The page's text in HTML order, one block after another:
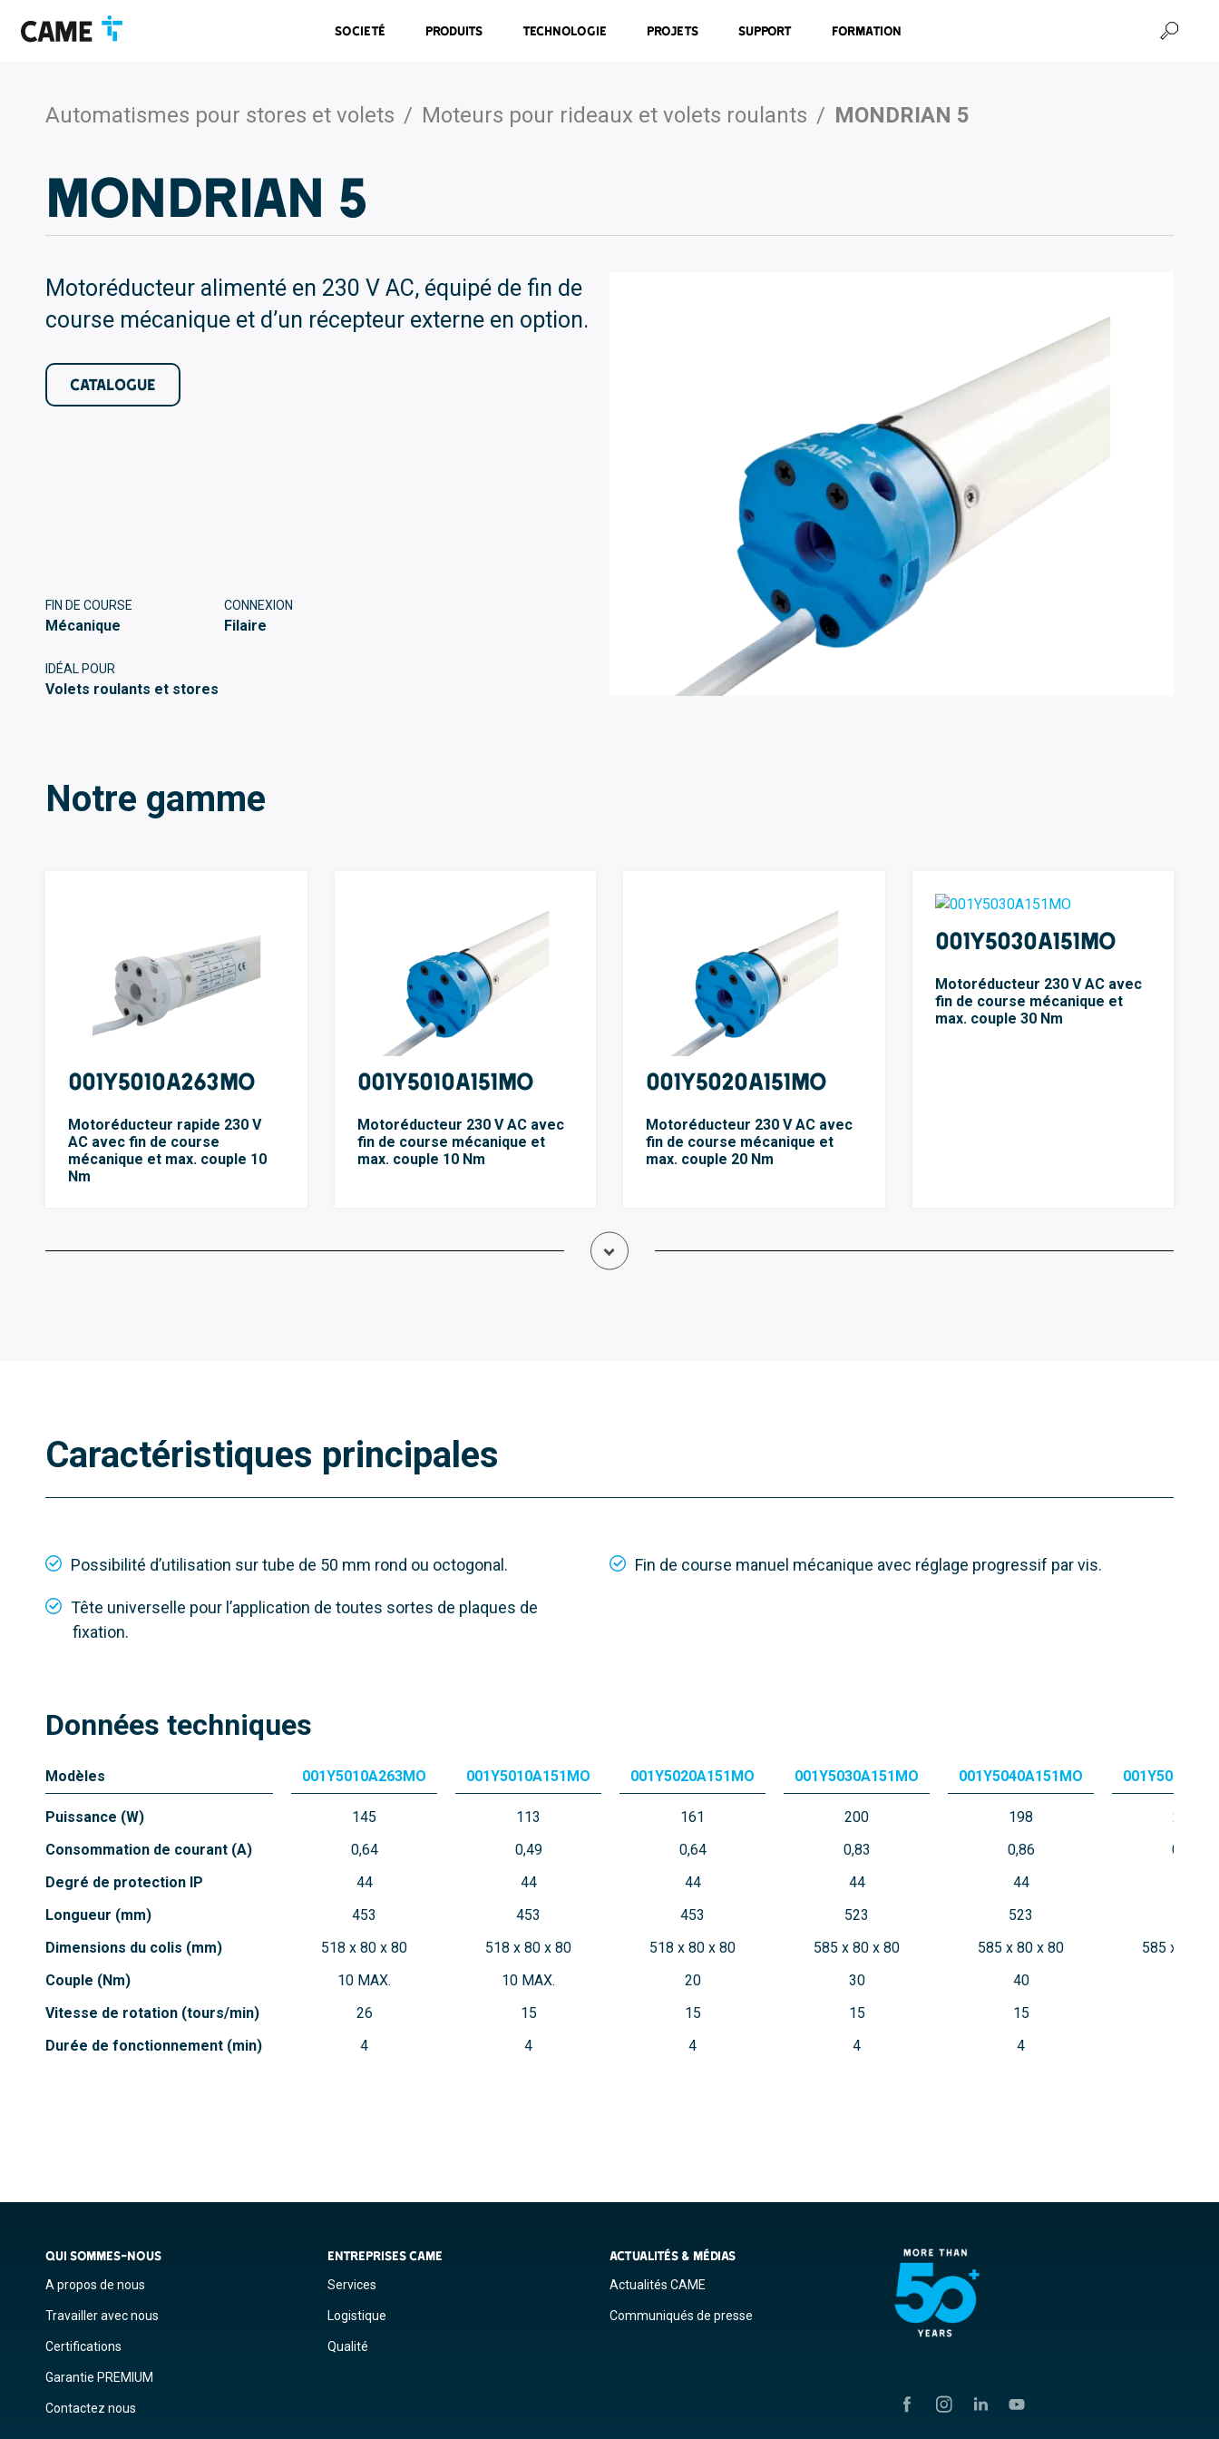
contenu
Societé Produits Technologie Projets Support Formation
Automatismes pour stores et volets / Moteurs pour rideaux et volets roulants / MONDRIAN 5
MONDRIAN 5
Motoréducteur alimenté en 230 V AC, équipé de fin de
course mécanique et d’un récepteur externe en option.
CATALOGUE
FIN DE COURSE
Mécanique
CONNEXION
Filaire
IDÉAL POUR
Volets roulants et stores
Notre gamme
001Y5010A263MO
Motoréducteur rapide 230 V
AC avec fin de course
mécanique et max. couple 10
Nm
001Y5010A151MO
Motoréducteur 230 V AC avec
fin de course mécanique et
max. couple 10 Nm
001Y5020A151MO
Motoréducteur 230 V AC avec
fin de course mécanique et
max. couple 20 Nm
001Y5030A151MO
Motoréducteur 230 V AC avec
fin de course mécanique et
max. couple 30 Nm
001Y5040A151MO 001Y5050A121MO
Caractéristiques principales
Possibilité d’utilisation sur tube de 50 mm rond ou octogonal. Fin de course manuel mécanique avec réglage progressif par vis.
Tête universelle pour l’application de toutes sortes de plaques de
fixation.
Données techniques
Modèles
Puissance (W)
Consommation de courant (A)
Degré de protection IP
Longueur (mm)
Dimensions du colis (mm)
Couple (Nm)
Vitesse de rotation (tours/min)
Durée de fonctionnement (min)
001Y5010A263MO
145
0,64
44
453
518 x 80 x 80
10 MAX.
26
4
001Y5010A151MO
113
0,49
44
453
518 x 80 x 80
10 MAX.
15
4
001Y5020A151MO
161
0,64
44
453
518 x 80 x 80
20
15
4
001Y5030A151MO
200
0,83
44
523
585 x 80 x 80
30
15
4
001Y5040A151MO
198
0,86
44
523
585 x 80 x 80
40
15
4
205
0,89
585 x 80 x
QUI SOMMES-NOUS
A propos de nous
Travailler avec nous
Certifications
Garantie PREMIUM
Contactez nous
ENTREPRISES CAME
Services
Logistique
Qualité
ACTUALITÉS & MÉDIAS
Actualités CAME
Communiqués de presse